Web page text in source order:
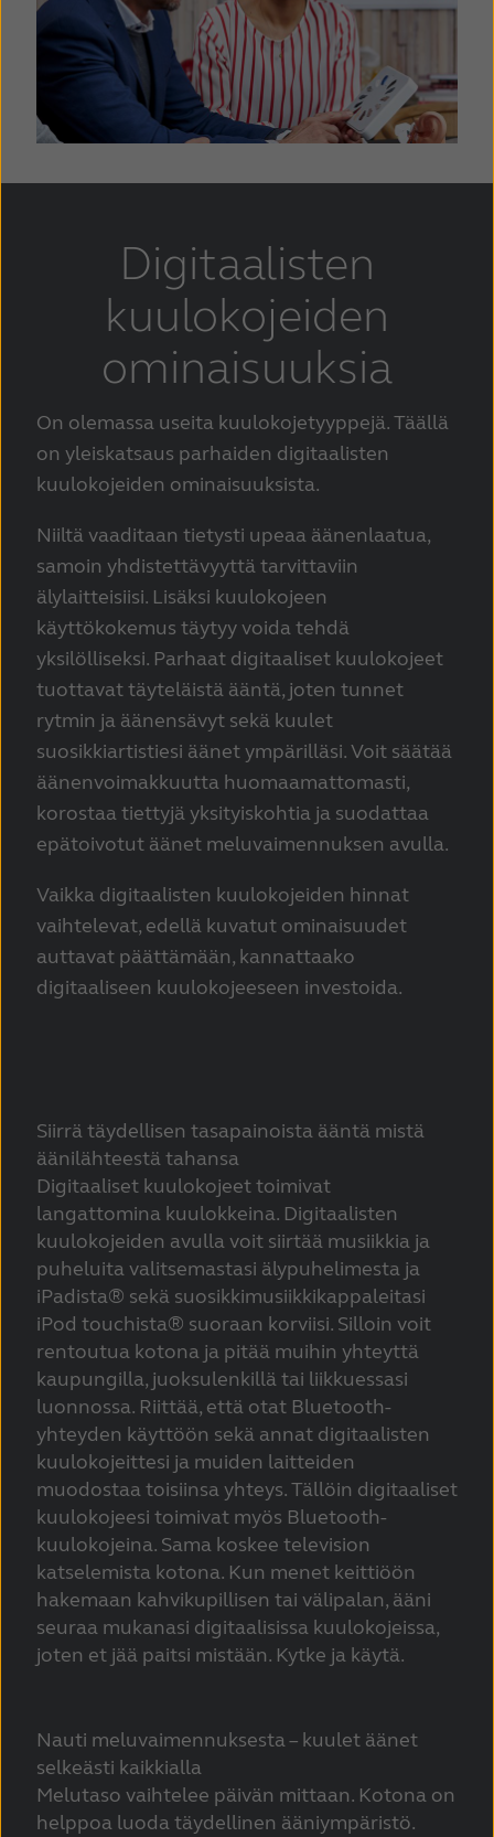
Digitaalisten
kuulokojeiden
ominaisuuksia
On olemassa useita kuulokojetyyppejä. Täällä
on yleiskatsaus parhaiden digitaalisten
kuulokojeiden ominaisuuksista.
Niiltä vaaditaan tietysti upeaa äänenlaatua,
samoin yhdistettävyyttä tarvittaviin
älylaitteisiisi. Lisäksi kuulokojeen
käyttökokemus täytyy voida tehdä
yksilölliseksi. Parhaat digitaaliset kuulokojeet
tuottavat täyteläistä ääntä, joten tunnet
rytmin ja äänensävyt sekä kuulet
suosikkiartistiesi äänet ympärilläsi. Voit säätää
äänenvoimakkuutta huomaamattomasti,
korostaa tiettyjä yksityiskohtia ja suodattaa
epätoivotut äänet meluvaimennuksen avulla.
Vaikka digitaalisten kuulokojeiden hinnat
vaihtelevat, edellä kuvatut ominaisuudet
auttavat päättämään, kannattaako
digitaaliseen kuulokojeeseen investoida.
Siirrä täydellisen tasapainoista ääntä mistä
äänilähteestä tahansa
Digitaaliset kuulokojeet toimivat
langattomina kuulokkeina. Digitaalisten
kuulokojeiden avulla voit siirtää musiikkia ja
puheluita valitsemastasi älypuhelimesta ja
iPadista® sekä suosikkimusiikkikappaleitasi
iPod touchista® suoraan korviisi. Silloin voit
rentoutua kotona ja pitää muihin yhteyttä
kaupungilla, juoksulenkillä tai liikkuessasi
luonnossa. Riittää, että otat Bluetooth-
yhteyden käyttöön sekä annat digitaalisten
kuulokojeittesi ja muiden laitteiden
muodostaa toisiinsa yhteys. Tällöin digitaaliset
kuulokojeesi toimivat myös Bluetooth-
kuulokojeina. Sama koskee television
katselemista kotona. Kun menet keittiöön
hakemaan kahvikupillisen tai välipalan, ääni
seuraa mukanasi digitaalisissa kuulokojeissa,
joten et jää paitsi mistään. Kytke ja käytä.
Nauti meluvaimennuksesta – kuulet äänet
selkeästi kaikkialla
Melutaso vaihtelee päivän mittaan. Kotona on
helppoa luoda täydellinen ääniympäristö.